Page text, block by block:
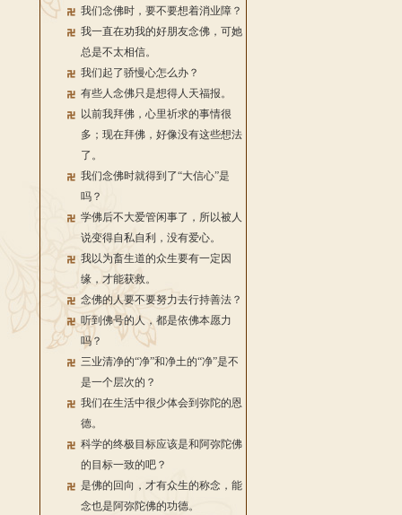
我们念佛时，要不要想着消业障？
我一直在劝我的好朋友念佛，可她
总是不太相信。
我们起了骄慢心怎么办？
有些人念佛只是想得人天福报。
以前我拜佛，心里祈求的事情很
多；现在拜佛，好像没有这些想法
了。
我们念佛时就得到了“大信心”是
吗？
学佛后不大爱管闲事了，所以被人
说变得自私自利，没有爱心。
我以为畜生道的众生要有一定因
缘，才能获救。
念佛的人要不要努力去行持善法？
听到佛号的人，都是依佛本愿力
吗？
三业清净的“净”和净土的“净”是不
是一个层次的？
我们在生活中很少体会到弥陀的恩
德。
科学的终极目标应该是和阿弥陀佛
的目标一致的吧？
是佛的回向，才有众生的称念，能
念也是阿弥陀佛的功德。